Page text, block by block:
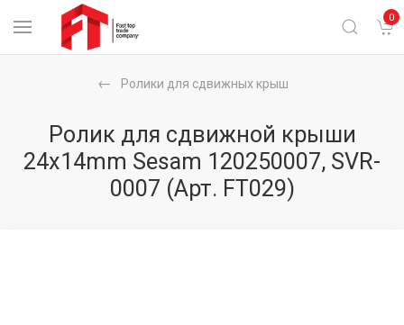
0
Ролики для сдвижных крыш
Ролик для сдвижной крыши
24x14mm Sesam 120250007, SVR-
0007 (Арт. FT029)